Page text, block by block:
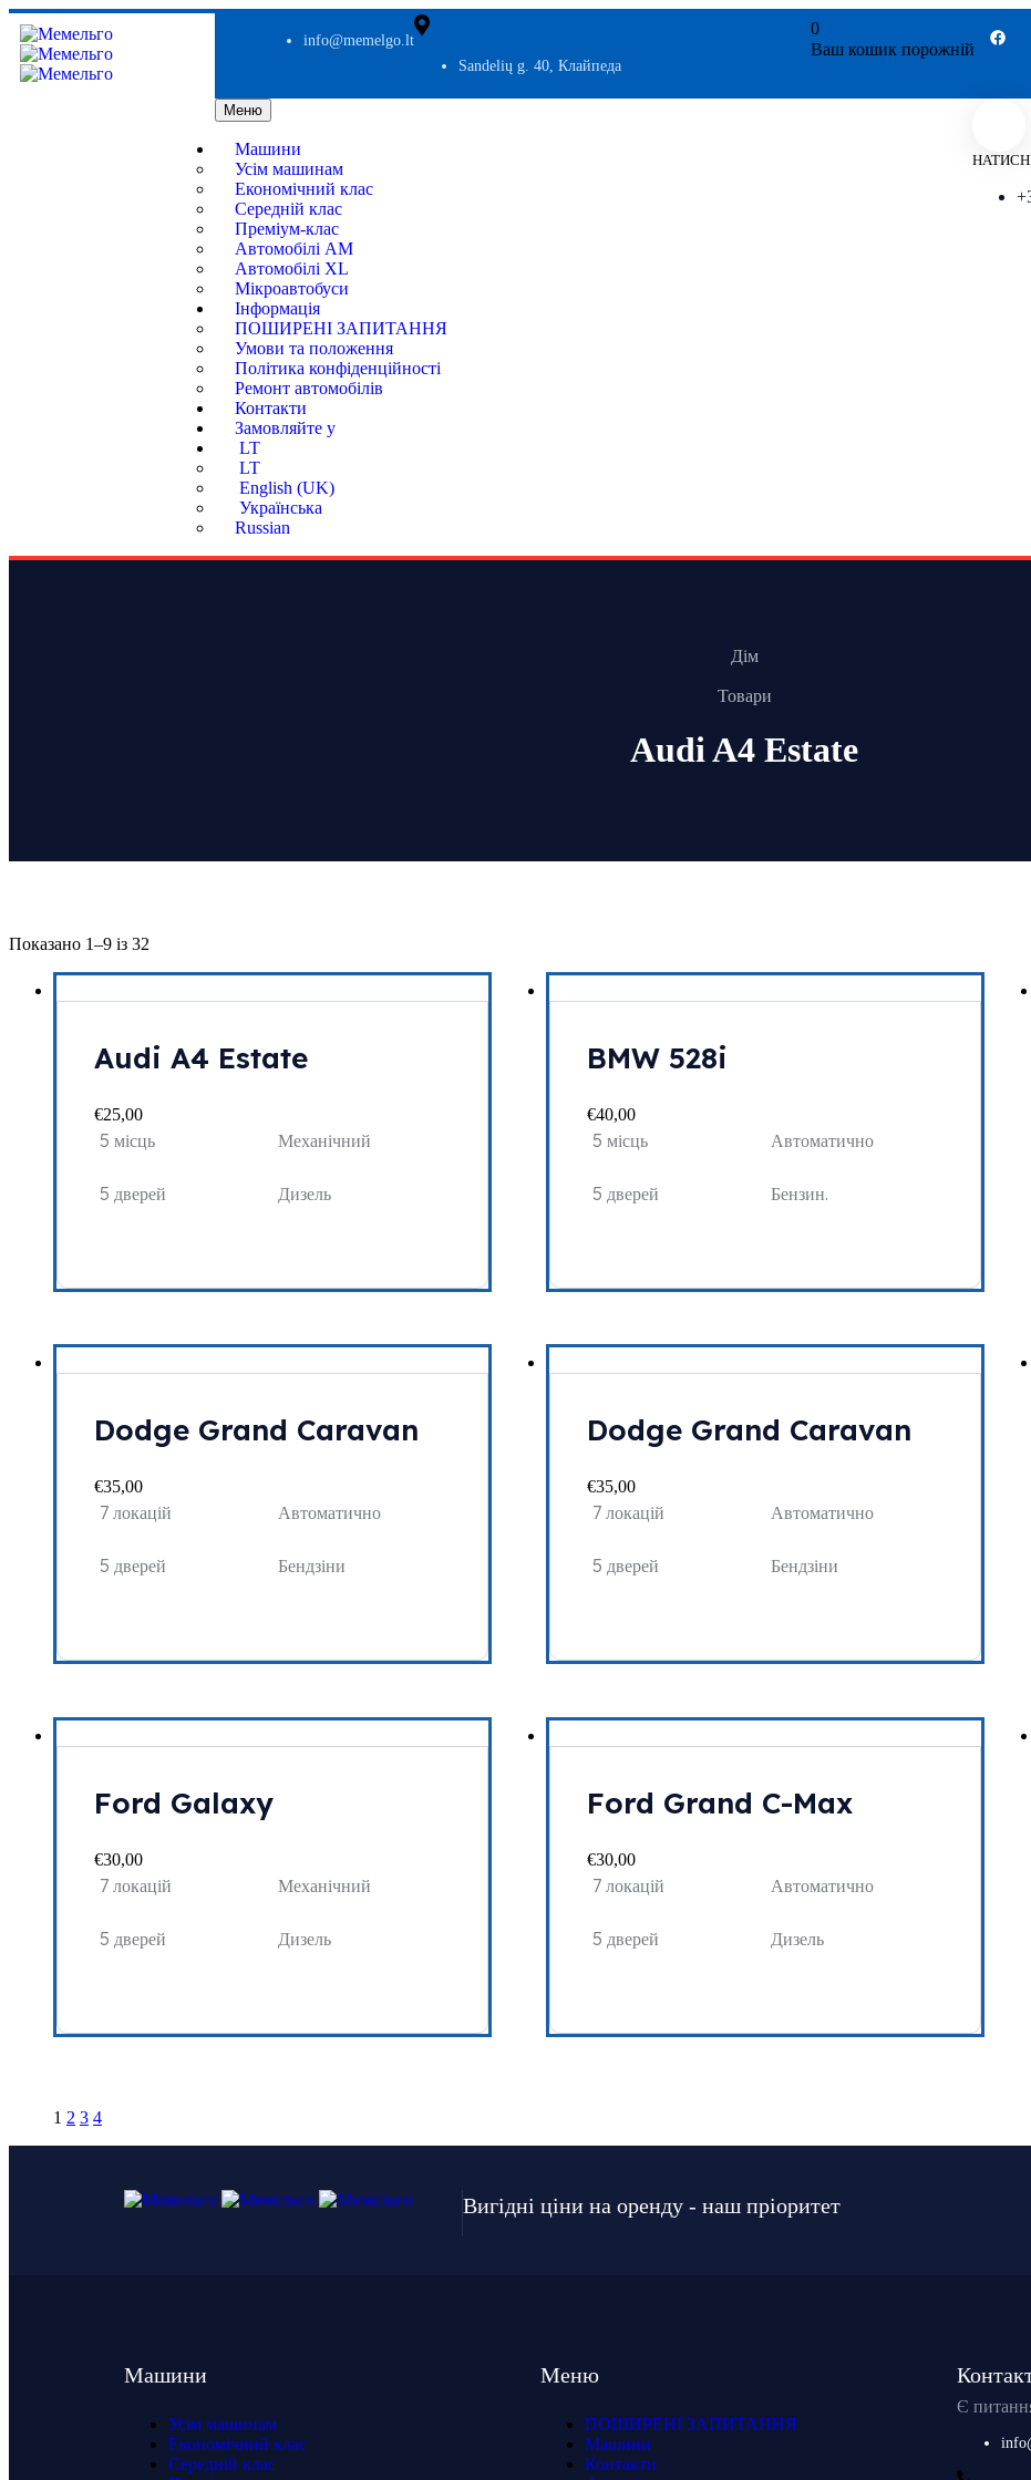
info@memelgo.lt
Sandelių g. 40, Клайпеда
0
Ваш кошик порожній
Меню
Машини
Усім машинам
Економічний клас
Середній клас
Преміум-клас
Автомобілі AM
Автомобілі XL
Мікроавтобуси
Інформація
ПОШИРЕНІ ЗАПИТАННЯ
Умови та положення
Політика конфіденційності
Ремонт автомобілів
Контакти
Замовляйте у
LT
LT
English (UK)
Українська
Russian
Дім
Товари
Audi A4 Estate
Показано 1–9 із 32
Audi A4 Estate
€25,00
5 місць Механічний
5 дверей Дизель
BMW 528i
€40,00
5 місць Автоматично
5 дверей Бензин.
Dodge Grand Caravan
€35,00
7 локацій Автоматично
5 дверей Бендзіни
Dodge Grand Caravan
€35,00
7 локацій Автоматично
5 дверей Бендзіни
Ford Galaxy
€30,00
7 локацій Механічний
5 дверей Дизель
Ford Grand C-Max
€30,00
7 локацій Автоматично
5 дверей Дизель
1 2 3 4
Вигідні ціни на оренду - наш пріоритет
Машини
Усім машинам
Економічний клас
Середній клас
Меню
ПОШИРЕНІ ЗАПИТАННЯ
Машини
Контакти
Є